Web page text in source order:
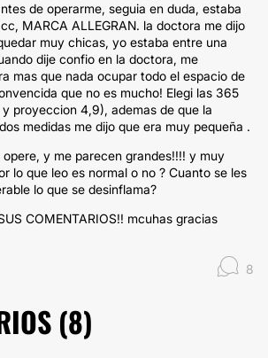
de operarme, seguia en duda, estaba
MARCA ALLEGRAN. la doctora me dijo
muy chicas, yo estaba entre una
dije confio en la doctora, me
mas que nada ocupar todo el espacio de
que no es mucho! Elegi las 365
proyeccion 4,9), ademas de que la
medidas me dijo que era muy pequeña .
y me parecen grandes!!!! y muy
lo que leo es normal o no ? Cuanto se les
lo que se desinflama?
COMENTARIOS!! mcuhas gracias
8
(8)